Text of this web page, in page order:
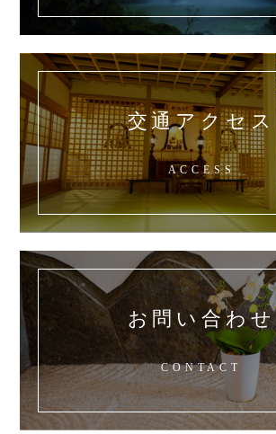
交通アクセス
ACCESS
お問い合わせ
CONTACT